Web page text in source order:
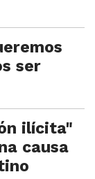
ser
ilícita"
causa